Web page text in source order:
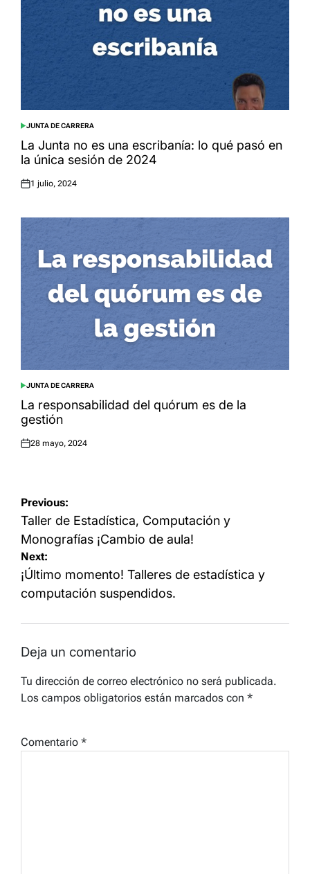
POSTED
IN
JUNTA DE CARRERA
La Junta no es una escribanía: lo qué pasó en
la única sesión de 2024
Posted
1 julio, 2024
POSTED
IN
JUNTA DE CARRERA
La responsabilidad del quórum es de la
gestión
Posted
28 mayo, 2024
Navegación
de
entradas
Previous:
Taller de Estadística, Computación y
Monografías ¡Cambio de aula!
Next:
¡Último momento! Talleres de estadística y
computación suspendidos.
Deja un comentario
Tu dirección de correo electrónico no será publicada.
Los campos obligatorios están marcados con *
Comentario *